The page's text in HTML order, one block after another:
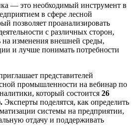
— это необходимый инструмент в
в сфере лесной
позволяет проанализировать
с различных сторон,
на изменения внешней среды,
и лучше понимать потребности
представителей
промышленности на вебинар по
который состоится 26
Эксперты поделятся, как определить
системы на предприятии,
отдачу и поддерживать